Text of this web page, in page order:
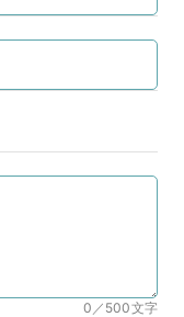
0／500文字